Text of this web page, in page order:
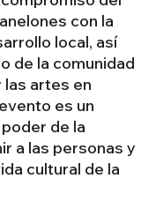
con la
local, así
de la comunidad
las artes en
es un
de la
a las personas y
cultural de la